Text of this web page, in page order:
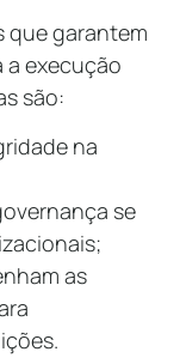
que garantem
a execução
são:
na
se
as